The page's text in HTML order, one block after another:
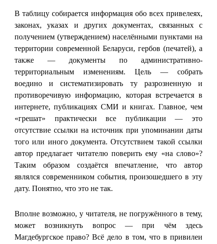
В таблицу собирается информация обо всех привелеях,
законах, указах и других документах, связанных с
получением (утверждением) населёнными пунктами на
территории современной Беларуси, гербов (печатей), а
также — документы по административно-
территориальным изменениям. Цель — собрать
воедино и систематизировать ту разрозненную и
противоречивую информацию, которая встречается в
интернете, публикациях СМИ и книгах. Главное, чем
«грешат» практически все публикации — это
отсутствие ссылки на источник при упоминании даты
того или иного документа. Отсутствием такой ссылки
автор предлагает читателю поверить ему «на слово»?
Таким образом создаётся впечатление, что автор
являлся современником события, произошедшего в эту
дату. Понятно, что это не так.
Вполне возможно, у читателя, не погружённого в тему,
может возникнуть вопрос — при чём здесь
Магдебургское право? Всё дело в том, что в привилеи